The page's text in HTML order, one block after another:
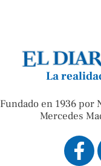
La
Fundado en 1936 por
Mercedes